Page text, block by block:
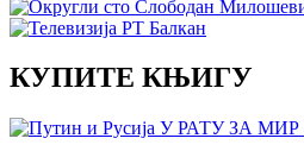
КУПИТЕ КЊИГУ